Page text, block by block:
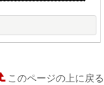
このページの上に戻る